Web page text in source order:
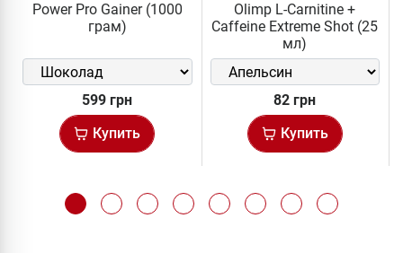
Power Pro Gainer (1000
грам)
599 грн
Купить
Olimp L-Carnitine +
Caffeine Extreme Shot (25
мл)
82 грн
Купить